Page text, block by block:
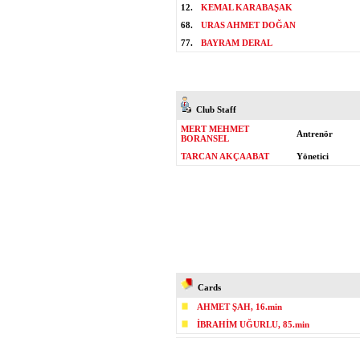
12.
KEMAL KARABAŞAK
68.
URAS AHMET DOĞAN
77.
BAYRAM DERAL
Club Staff
MERT MEHMET
BORANSEL
Antrenör
TARCAN AKÇAABAT Yönetici
Cards
AHMET ŞAH, 16.min
İBRAHİM UĞURLU, 85.min